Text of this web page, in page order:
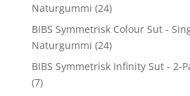
Naturgummi (24)
BIBS Symmetrisk Colour Sut -
Naturgummi (24)
BIBS Symmetrisk Infinity Sut - 2-
(7)